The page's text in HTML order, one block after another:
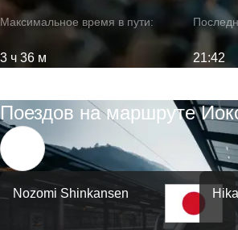
Максимальное время в пути:
3 ч 36 м 21:42
Поездов на маршруте
Nozomi Shinkansen